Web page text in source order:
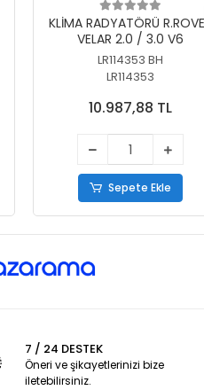
KLİMA RADYATÖRÜ
VELAR 2.0 / 3.0 V6
LR114353 BH
LR114353
10.987,88 TL
Sepete Ekle
7 / 24 DESTEK
Öneri ve şikayetlerinizi bize
iletebilirsiniz.